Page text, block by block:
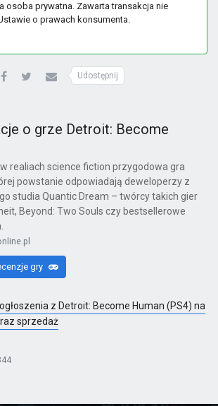
osoba prywatna. Zawarta transakcja nie
o prawach konsumenta.
Udostępnij
o grze Detroit: Become
realiach science fiction przygodowa gra
powstanie odpowiadają deweloperzy z
studia Quantic Dream – twórcy takich gier
Beyond: Two Souls czy bestsellerowe
gry
z Detroit: Become Human (PS4) na
sprzedaż